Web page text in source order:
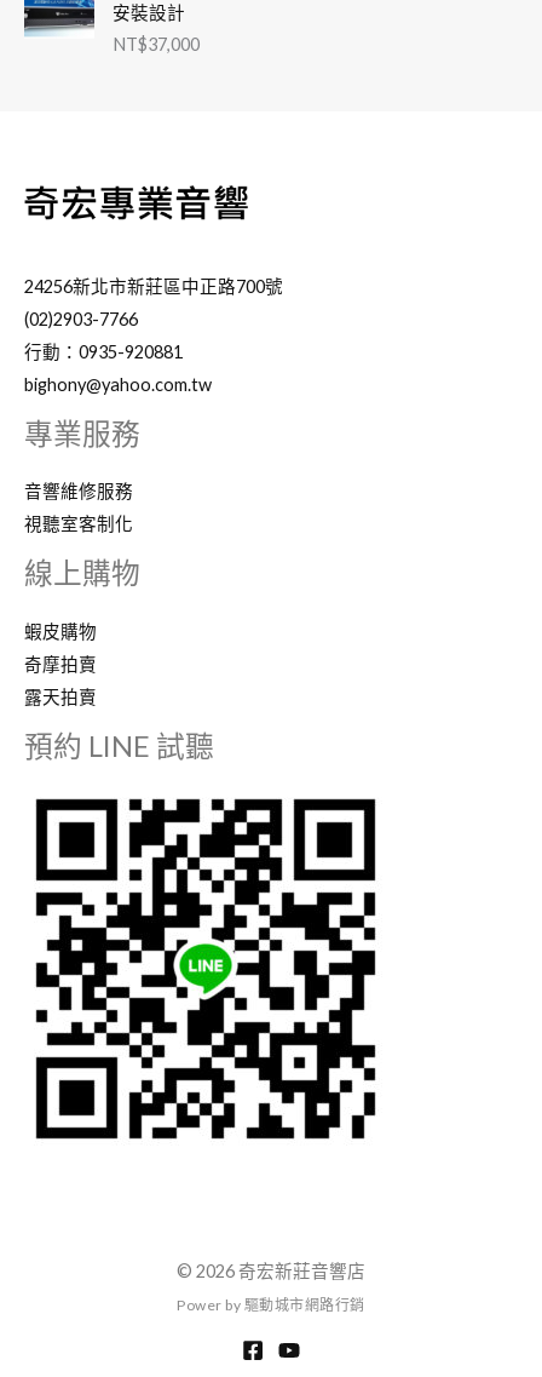
安裝設計
NT$37,000
24256新北市新莊區中正路700號
(02)2903-7766
行動：0935-920881
bighony@yahoo.com.tw
專業服務
音響維修服務
視聽室客制化
線上購物
蝦皮購物
奇摩拍賣
露天拍賣
預約 LINE 試聽
© 2026 奇宏新莊音響店
Power by 驅動城市網路行銷